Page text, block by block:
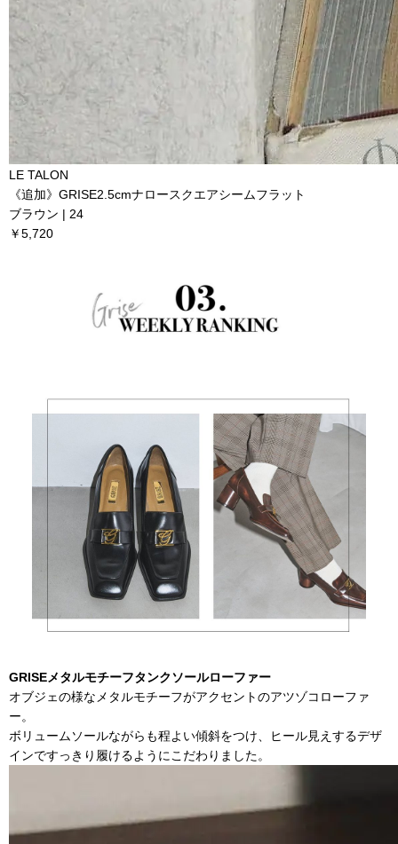
LE TALON
《追加》GRISE2.5cmナロースクエアシームフラット
ブラウン | 24
￥5,720
GRISEメタルモチーフタンクソールローファー
オブジェの様なメタルモチーフがアクセントのアツゾコローファ
ー。
ボリュームソールながらも程よい傾斜をつけ、ヒール見えするデザ
インですっきり履けるようにこだわりました。